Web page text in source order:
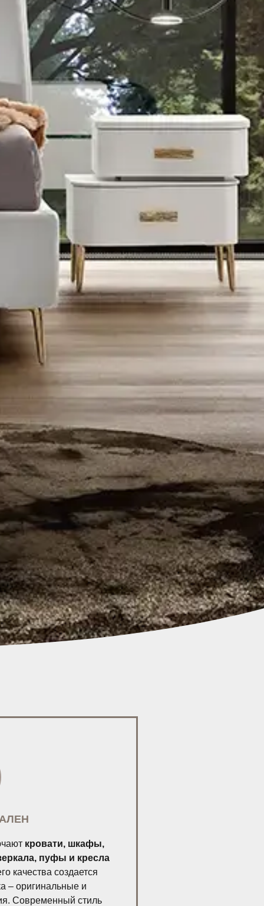
кровати, шкафы,
пуфы и кресла
качества создается
– оригинальные и
Современный стиль